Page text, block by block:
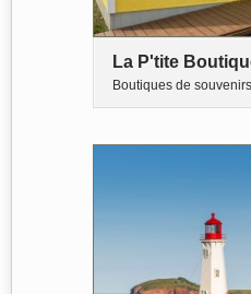
La P'tite
Boutiques de souvenirs